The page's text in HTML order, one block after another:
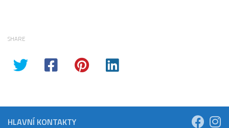
SHARE
HLAVNÍ KONTAKTY